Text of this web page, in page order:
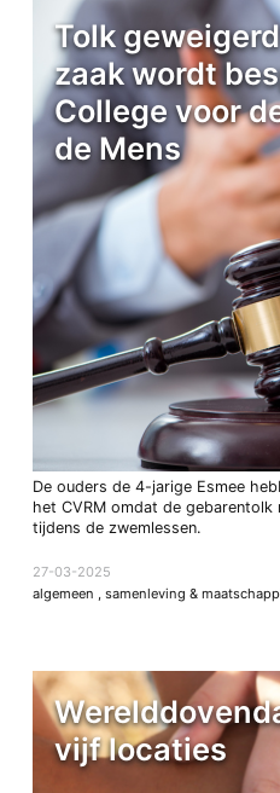
Tolk
zaak wordt
College voor
de Mens
De ouders de 4-jarige Esmee
het CVRM omdat de gebarentolk
tijdens de zwemlessen.
27-03-2025
algemeen
samenleving &
vijf locaties